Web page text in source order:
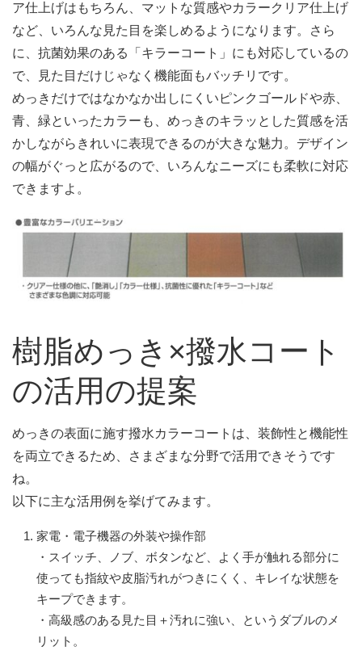
ア仕上げはもちろん、マットな質感やカラークリア仕上げ
など、いろんな見た目を楽しめるようになります。さら
に、抗菌効果のある「キラーコート」にも対応しているの
で、見た目だけじゃなく機能面もバッチリです。
めっきだけではなかなか出しにくいピンクゴールドや赤、
青、緑といったカラーも、めっきのキラッとした質感を活
かしながらきれいに表現できるのが大きな魅力。デザイン
の幅がぐっと広がるので、いろんなニーズにも柔軟に対応
できますよ。
樹脂めっき×撥水コート
の活用の提案
めっきの表面に施す撥水カラーコートは、装飾性と機能性
を両立できるため、さまざまな分野で活用できそうです
ね。
以下に主な活用例を挙げてみます。
家電・電子機器の外装や操作部
・スイッチ、ノブ、ボタンなど、よく手が触れる部分に
使っても指紋や皮脂汚れがつきにくく、キレイな状態を
キープできます。
・高級感のある見た目＋汚れに強い、というダブルのメ
リット。